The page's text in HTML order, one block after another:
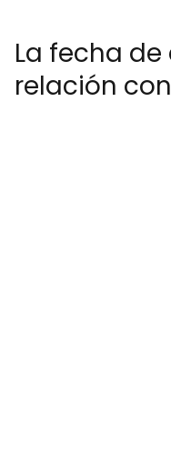
La fecha
relación